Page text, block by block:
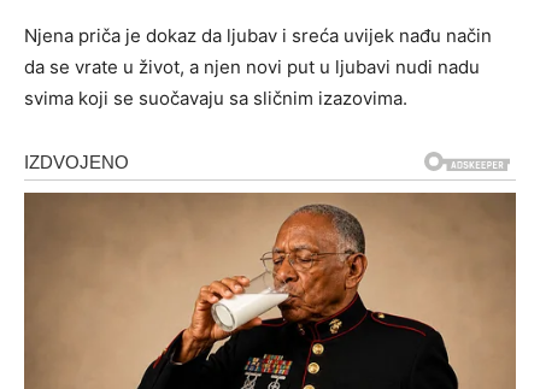
Njena priča je dokaz da ljubav i sreća uvijek nađu način
da se vrate u život, a njen novi put u ljubavi nudi nadu
svima koji se suočavaju sa sličnim izazovima.